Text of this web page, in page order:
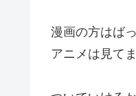
漫画の方はば
アニメは見て